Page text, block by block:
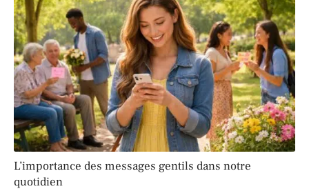
L’importance des messages gentils dans notre
quotidien